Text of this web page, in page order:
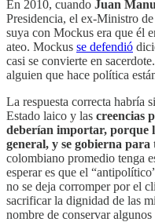
En 2010, cuando Juan
Presidencia, el ex-Ministro
suya con Mockus era que él
ateo. Mockus se defendió
casi se convierte en
alguien que hace política
La respuesta correcta habría
Estado laico y las creencias
deberían importar, porque
general, y se gobierna para
colombiano promedio tenga
esperar es que el
no se deja corromper por el
sacrificar la dignidad de las
nombre de conservar algunos